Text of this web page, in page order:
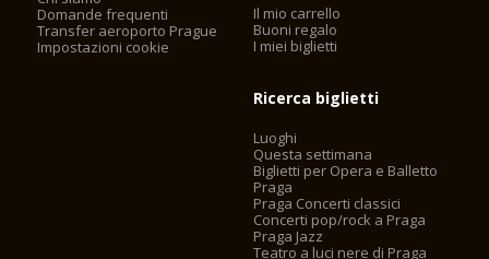
Domande frequenti
Transfer aeroporto Prague
Impostazioni cookie
Il mio carrello
Buoni regalo
I miei biglietti
Ricerca biglietti
Luoghi
Questa settimana
Biglietti per Opera e Balletto
Praga
Praga Concerti classici
Concerti pop/rock a Praga
Praga Jazz
Teatro a luci nere di Praga